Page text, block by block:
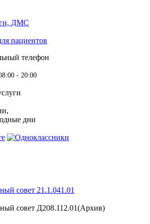
ДМС
пациентов
телефон
- 20:00
дни
совет 21.1.041.01
совет Д208.112.01(Архив)